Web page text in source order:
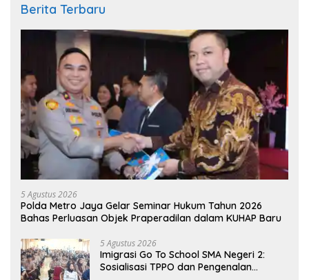
Berita Terbaru
5 Agustus 2026
Polda Metro Jaya Gelar Seminar Hukum Tahun 2026
Bahas Perluasan Objek Praperadilan dalam KUHAP Baru
5 Agustus 2026
Imigrasi Go To School SMA Negeri 2:
Sosialisasi TPPO dan Pengenalan